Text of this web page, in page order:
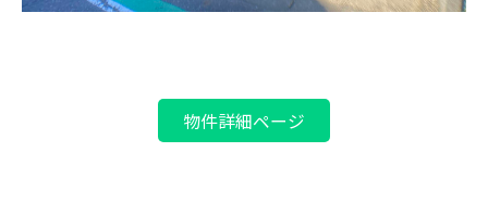
物件詳細ページ